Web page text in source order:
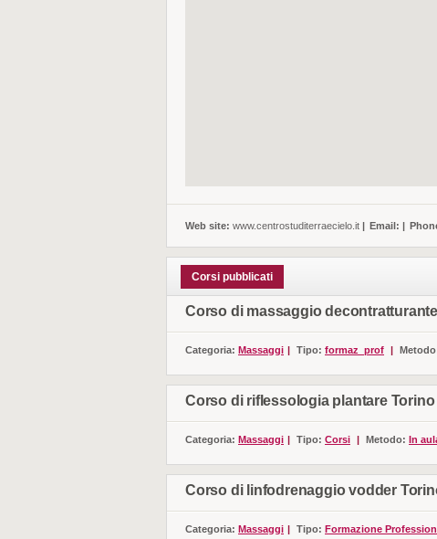
Web site: www.centrostuditerraecielo.it | Email: |
Corsi pubblicati
Corso di massaggio
Categoria: Massaggi | Tipo: formaz_prof |
Corso di riflessologia plantare Torino
Categoria: Massaggi | Tipo: Corsi | Metodo: In
Corso di linfodrenaggio vodder
Categoria: Massaggi | Tipo: Formazione